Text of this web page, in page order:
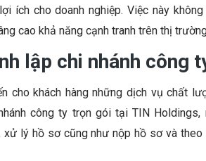
ích cho doanh nghiệp. Việc này
cao khả năng cạnh tranh trên thị
lập chi nhánh công
cho khách hàng những dịch vụ chất
công ty trọn gói tại TIN
xử lý hồ sơ cũng như nộp hồ sơ và